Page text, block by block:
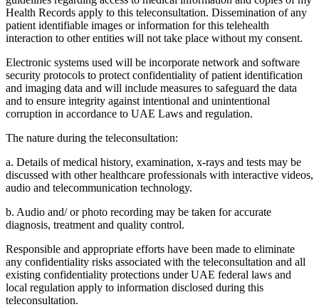
Health Records apply to this teleconsultation. Dissemination of any
patient identifiable images or information for this telehealth
interaction to other entities will not take place without my consent.
Electronic systems used will be incorporate network and software
security protocols to protect confidentiality of patient identification
and imaging data and will include measures to safeguard the data
and to ensure integrity against intentional and unintentional
corruption in accordance to UAE Laws and regulation.
The nature during the teleconsultation:
a. Details of medical history, examination, x-rays and tests may be
discussed with other healthcare professionals with interactive videos,
audio and telecommunication technology.
b. Audio and/ or photo recording may be taken for accurate
diagnosis, treatment and quality control.
Responsible and appropriate efforts have been made to eliminate
any confidentiality risks associated with the teleconsultation and all
existing confidentiality protections under UAE federal laws and
local regulation apply to information disclosed during this
teleconsultation.